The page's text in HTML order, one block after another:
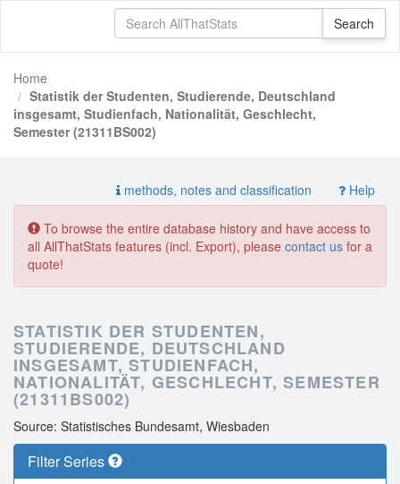
Home
Statistik der Studenten, Studierende, Deutschland
insgesamt, Studienfach, Nationalität, Geschlecht,
Semester (21311BS002)
methods, notes and classification Help
To browse the entire database history and have access to
all AllThatStats features (incl. Export), please contact us for a
quote!
STATISTIK DER STUDENTEN,
STUDIERENDE, DEUTSCHLAND
INSGESAMT, STUDIENFACH,
NATIONALITÄT, GESCHLECHT, SEMESTER
(21311BS002)
Source: Statistisches Bundesamt, Wiesbaden
Filter Series